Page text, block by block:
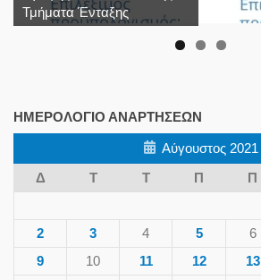
Τμήματα Ένταξης
ΗΜΕΡΟΛΌΓΙΟ ΑΝΑΡΤΉΣΕΩΝ
Αύγουστος 2021
Δ
Τ Τ Π Π
2
3 4 5 6
9
10 11 12 13